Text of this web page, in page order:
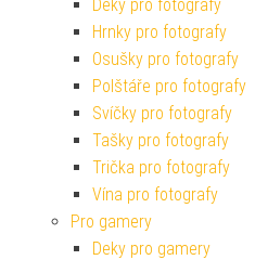
Deky pro fotografy
Hrnky pro fotografy
Osušky pro fotografy
Polštáře pro fotografy
Svíčky pro fotografy
Tašky pro fotografy
Trička pro fotografy
Vína pro fotografy
Pro gamery
Deky pro gamery